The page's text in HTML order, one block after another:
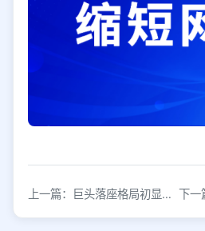
上一篇：巨头落座格局初显，社区团购如何唱好下半场新剧？